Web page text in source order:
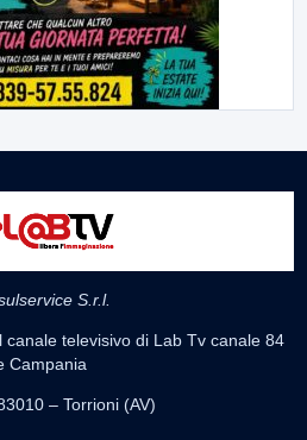
S.r.l.
canale televisivo di Lab Tv canale 84
Campania
– Torrioni (AV)